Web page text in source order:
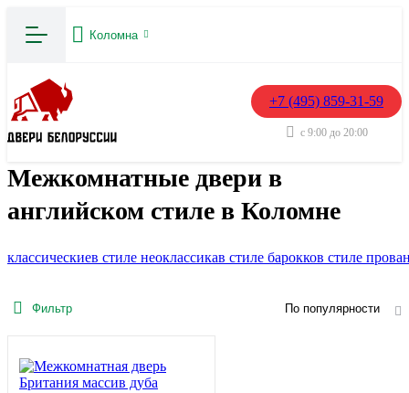
Коломна
+7 (495) 859-31-59
с 9:00 до 20:00
Межкомнатные двери в
английском стиле в Коломне
классическиев стиле неоклассикав стиле барокков стиле
Фильтр По популярности